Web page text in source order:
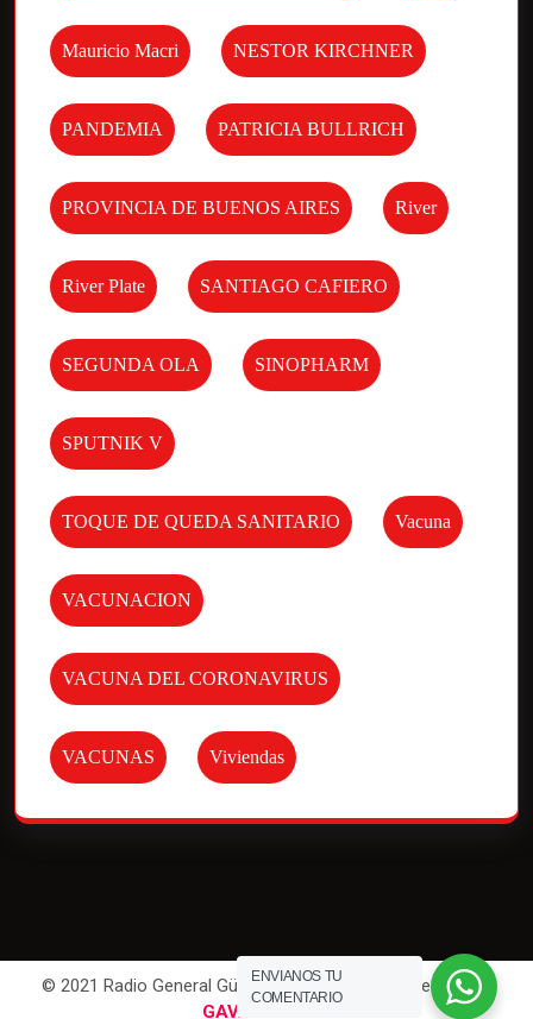
Mauricio Macri NESTOR KIRCHNER
PANDEMIA PATRICIA BULLRICH
PROVINCIA DE BUENOS AIRES River
River Plate SANTIAGO CAFIERO
SEGUNDA OLA SINOPHARM
SPUTNIK V
TOQUE DE QUEDA SANITARIO Vacuna
VACUNACION
VACUNA DEL CORONAVIRUS
VACUNAS Viviendas
© 2021 Radio General Güemes. All Rights Reserved | Por
GAVAWEB
ENVIANOS TU
COMENTARIO